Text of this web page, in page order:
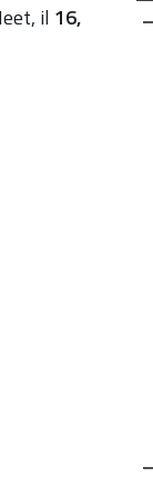
il 16,